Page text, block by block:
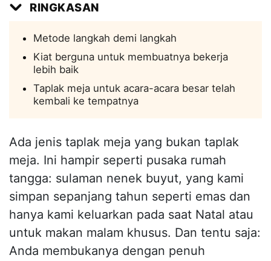
RINGKASAN
Metode langkah demi langkah
Kiat berguna untuk membuatnya bekerja
lebih baik
Taplak meja untuk acara-acara besar telah
kembali ke tempatnya
Ada jenis taplak meja yang bukan taplak
meja. Ini hampir seperti pusaka rumah
tangga: sulaman nenek buyut, yang kami
simpan sepanjang tahun seperti emas dan
hanya kami keluarkan pada saat Natal atau
untuk makan malam khusus. Dan tentu saja:
Anda membukanya dengan penuh